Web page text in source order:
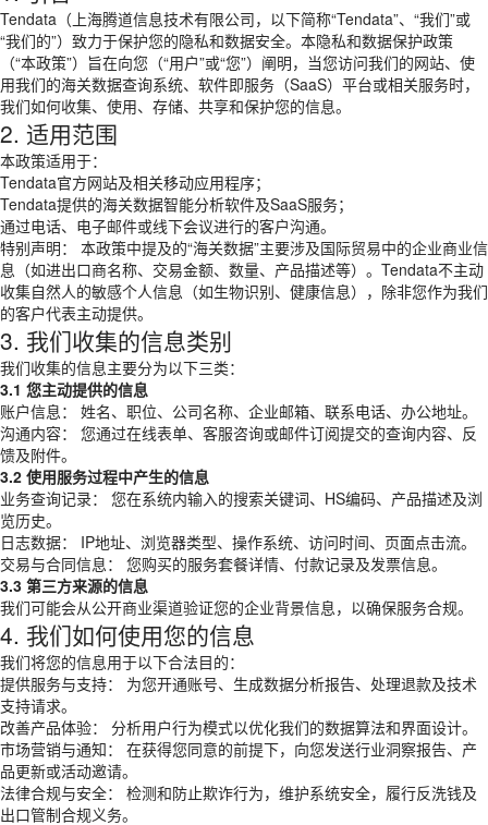
Tendata（上海腾道信息技术有限公司，以下简称“Tendata”、“我们”或
“我们的”）致力于保护您的隐私和数据安全。本隐私和数据保护政策
（“本政策”）旨在向您（“用户”或“您”）阐明，当您访问我们的网站、使
用我们的海关数据查询系统、软件即服务（SaaS）平台或相关服务时，
我们如何收集、使用、存储、共享和保护您的信息。
2. 适用范围
本政策适用于：
Tendata官方网站及相关移动应用程序；
Tendata提供的海关数据智能分析软件及SaaS服务；
通过电话、电子邮件或线下会议进行的客户沟通。
特别声明： 本政策中提及的“海关数据”主要涉及国际贸易中的企业商业信
息（如进出口商名称、交易金额、数量、产品描述等）。Tendata不主动
收集自然人的敏感个人信息（如生物识别、健康信息），除非您作为我们
的客户代表主动提供。
3. 我们收集的信息类别
我们收集的信息主要分为以下三类：
3.1 您主动提供的信息
账户信息： 姓名、职位、公司名称、企业邮箱、联系电话、办公地址。
沟通内容： 您通过在线表单、客服咨询或邮件订阅提交的查询内容、反
馈及附件。
3.2 使用服务过程中产生的信息
业务查询记录： 您在系统内输入的搜索关键词、HS编码、产品描述及浏
览历史。
日志数据： IP地址、浏览器类型、操作系统、访问时间、页面点击流。
交易与合同信息： 您购买的服务套餐详情、付款记录及发票信息。
3.3 第三方来源的信息
我们可能会从公开商业渠道验证您的企业背景信息，以确保服务合规。
4. 我们如何使用您的信息
我们将您的信息用于以下合法目的：
提供服务与支持： 为您开通账号、生成数据分析报告、处理退款及技术
支持请求。
改善产品体验： 分析用户行为模式以优化我们的数据算法和界面设计。
市场营销与通知： 在获得您同意的前提下，向您发送行业洞察报告、产
品更新或活动邀请。
法律合规与安全： 检测和防止欺诈行为，维护系统安全，履行反洗钱及
出口管制合规义务。